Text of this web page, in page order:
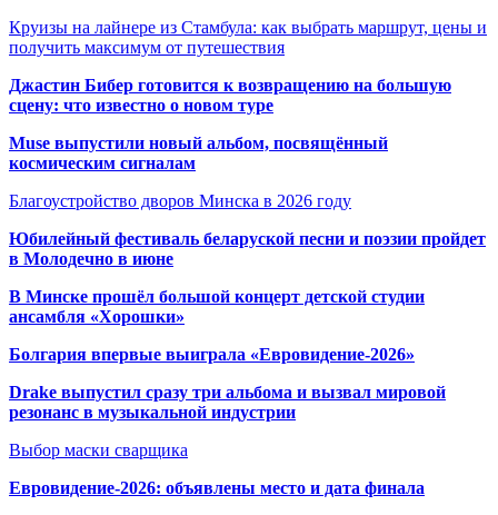
Круизы на лайнере из Стамбула: как выбрать маршрут, цены и
получить максимум от путешествия
Джастин Бибер готовится к возвращению на большую
сцену: что известно о новом туре
Muse выпустили новый альбом, посвящённый
космическим сигналам
Благоустройство дворов Минска в 2026 году
Юбилейный фестиваль беларуской песни и поэзии пройдет
в Молодечно в июне
В Минске прошёл большой концерт детской студии
ансамбля «Хорошки»
Болгария впервые выиграла «Евровидение-2026»
Drake выпустил сразу три альбома и вызвал мировой
резонанс в музыкальной индустрии
Выбор маски сварщика
Евровидение-2026: объявлены место и дата финала